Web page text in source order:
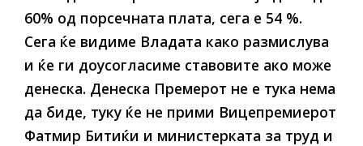
60% од порсечната плата, сега е 54 %.
Сега ќе видиме Владата како размислува
и ќе ги доусогласиме ставовите ако може
денеска. Денеска Премерот не е тука нема
да биде, туку ќе не прими Вицепремиерот
Фатмир Битиќи и министерката за труд и